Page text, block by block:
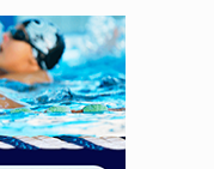
de novos servidores reforça equipes do Cad
cruzamento e deixa
Emanuel Neri transforma indignação e esperança em
de PVH é denunciado por transmitir HIV